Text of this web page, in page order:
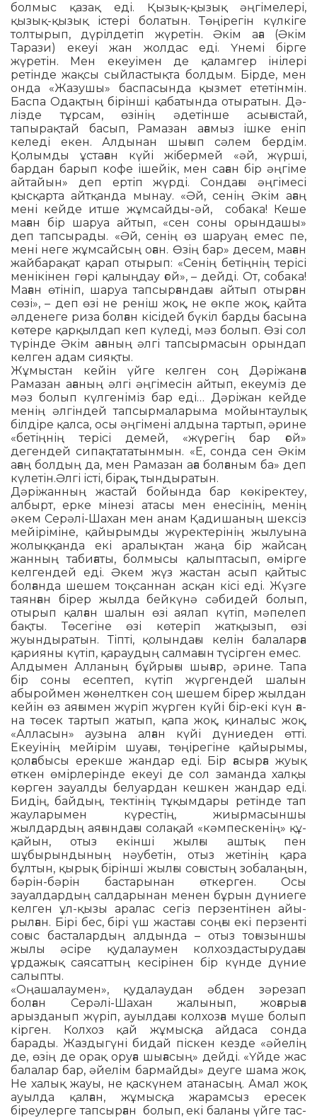
болмыс қазақ еді. Қызық-қызық әңгімелері,
қызық-қызық істері болатын. Төңірегін күлкіге
толтырып, дүрілдетіп жүретін. Әкім аға (Әкім
Тарази) екеуі жан жолдас еді. Үне­мі бірге
жүретін. Мен екеуімен де қалам­гер інілері
ретінде жақсы сый­лас­тықта болдым. Бірде, мен
онда «Жазушы» бас­пасында қызмет ететінмін.
Баспа Одақ­­тың бірінші қабатында отыратын. Дә­
лізде тұрсам, өзінің әдетінше асы­ғыс­тай,
тапырақтай басып, Рамазан ағамыз ішке еніп
келеді екен. Алдынан шығып сәлем бердім.
Қолымды ұстаған күйі жібермей «әй, жүрші,
бардан барып кофе ішейік, мен саған бір әңгіме
айтайын» деп ертіп жүрді. Сондағы әңгімесі
қысқарта айт­қанда мынау. «Әй, сенің Әкім ағаң
мені кейде итше жұмсайды-әй, собака! Ке­ше
маған бір шаруа айтып, «сен соны орындашы»
деп тапсырады. «Әй, сенің өз шаруаң емес пе,
мені неге жұмсайсың оған. Өзің бар» десем, маған
жайбарақат қарап отырып: «Сенің бетіңнің терісі
менікінен гөрі қалыңдау ғой», – дейді. От, собака!
Маған өтініп, шаруа тапсыр­ған­дағы айтып отырған
сөзі», – деп өзі не реніш жоқ, не өкпе жоқ, қайта
әлде­неге риза болған кісідей бүкіл барды басына
кө­тере қарқылдап кеп күледі, мәз болып. Өзі сол
түрінде Әкім ағаның әлгі тап­сырмасын орындап
келген адам сияқты.
Жұмыстан кейін үйге келген соң Дә­рі­жанға
Рамазан ағаның әлгі әңгі­ме­сін айтып, екеуміз де
мәз болып күл­геніміз бар еді… Дәріжан кейде
менің әлгіндей тапсырмаларыма мойынтаулық
білдіре қалса, осы әңгімені алдына тартып, әрине
«бетіңнің терісі демей, «жүрегің бар ғой»
дегендей сипақтататынмын. «Е, сонда сен Әкім
ағаң болдың да, мен Рама­зан аға болғаным ба» деп
күлетін.Әлгі істі, бірақ, тындыратын.
Дәріжанның жастай бойында бар көкіректеу,
албырт, ерке мінезі атасы мен енесінің, менің
әкем Серәлі-Шахан мен анам Қадишаның шексіз
мейіріміне, қайырымды жүрек­те­рі­нің жылуына
жолыққанда екі ара­лықтан жаңа бір жайсаң
жанның таби­ғаты, болмысы қалыптасып, өмірге
кел­ген­дей еді. Әкем жүз жастан асып қайтыс
болғанда шешем тоқсаннан асқан кісі еді. Жүзге
таянған бірер жылда бейкүнә сәбидей болып,
отырып қал­ған шалын өзі аялап күтіп, мәпелеп
бақты. Төсегіне өзі кө­те­ріп жатқызып, өзі
жуындыратын. Тіпті, қолындағы келін балаларға
қарияны күтіп, қарау­дың салмағын түсірген емес.
Алдымен Алланың бұйрығы шығар, әрине. Тапа
бір соны есептеп, күтіп жүр­гендей шалын
абыроймен жөнелткен соң шешем бірер жылдан
кейін өз ая­ғымен жүріп жүрген күйі бір-екі күн ға­
на төсек тартып жатып, қапа жоқ, қи­налыс жоқ,
«Алласын» аузына алған күйі дүниеден өтті.
Екеуінің мейірім шуа­ғы, төңірегіне қайырымы,
қолғабысы ерекше жандар еді. Бір ғасырға жуық
өткен өмірлерінде екеуі де сол заманда халқы
көрген зауалды белуардан кешкен жандар еді.
Бидің, байдың, тектінің тұ­қымдары ретінде тап
жауларымен кү­рес­тің, жиырмасыншы
жылдардың ая­ғындағы солақай «кәмпескенің» құ­­
қайын, отыз екінші жылғы аштық пен
шұбырындының нәу­бетін, отыз жетінің қара
бұлтын, қырық бірінші жылғы со­ғыстың зобалаңын,
бәрін-бәрін бас­тары­нан өткерген. Осы
зауалдардың салдарынан менен бұрын дүниеге
келген ұл-қызы аралас сегіз перзентінен айы­
рыл­ған. Бірі бес, бірі үш жастағы соңғы екі перзенті
соғыс бас­талардың алдында – отыз тоғызыншы
жылы әсіре қуда­лаумен колхоздастыру­дағы
ұрдажық сая­саттың кесірінен бір күнде дүние
са­лыпты.
«Оңашалаумен», қудалаудан әбден зәрезап
болған Серәлі-Шахан жалынып, жоғарыға
арызданып жүріп, ауыл­дағы колхозға мүше болып
кірген. Кол­хоз қай жұмысқа айдаса сонда
барады. Жаздыгүні бидай піскен кезде «әйелің
де, өзің де орақ оруға шығасың» дейді. «Үйде жас
балалар бар, әйелім бармайды» деуге шама жоқ.
Не халық жауы, не қас­кү­нем атанасың. Амал жоқ
ауылда қал­ған, жұмысқа жарамсыз ересек
біреулерге тапсырған болып, екі баланы үйге тас­